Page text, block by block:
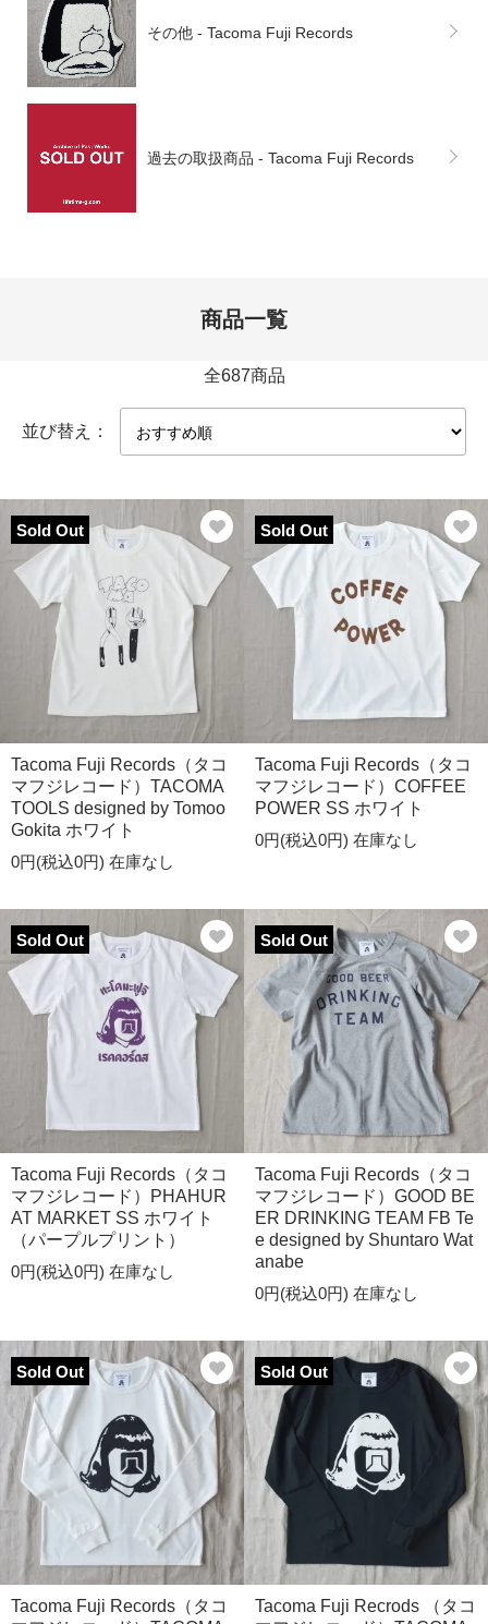
その他 - Tacoma Fuji Records
過去の取扱商品 - Tacoma Fuji Records
商品一覧
全687商品
並び替え：
Sold Out
Tacoma Fuji Records（タコ
マフジレコード）TACOMA
TOOLS designed by Tomoo
Gokita ホワイト
0円(税込0円) 在庫なし
Sold Out
Tacoma Fuji Records（タコ
マフジレコード）COFFEE
POWER SS ホワイト
0円(税込0円) 在庫なし
Sold Out
Tacoma Fuji Records（タコ
マフジレコード）PHAHUR
AT MARKET SS ホワイト
（パープルプリント）
0円(税込0円) 在庫なし
Sold Out
Tacoma Fuji Records（タコ
マフジレコード）GOOD BE
ER DRINKING TEAM FB Te
e designed by Shuntaro Wat
anabe
0円(税込0円) 在庫なし
Sold Out
Tacoma Fuji Records（タコ
Sold Out
Tacoma Fuji Recrods （タコ